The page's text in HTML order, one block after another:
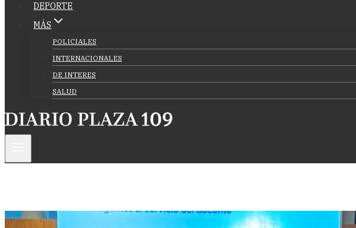
DEPORTE
MÁS
POLICIALES
INTERNACIONALES
DE INTERES
SALUD